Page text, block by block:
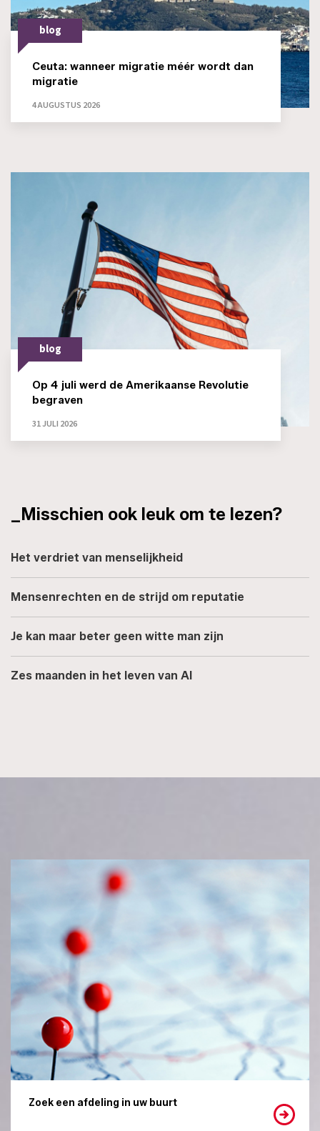
blog
Ceuta: wanneer migratie méér wordt dan
migratie
4 AUGUSTUS 2026
blog
Op 4 juli werd de Amerikaanse Revolutie
begraven
31 JULI 2026
_Misschien ook leuk om te lezen?
Het verdriet van menselijkheid
Mensenrechten en de strijd om reputatie
Je kan maar beter geen witte man zijn
Zes maanden in het leven van AI
Zoek een afdeling in uw buurt